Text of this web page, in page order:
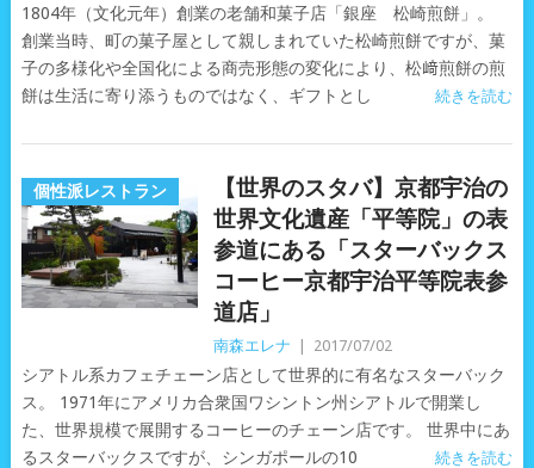
1804年（文化元年）創業の老舗和菓子店「銀座 松崎煎餅」。
創業当時、町の菓子屋として親しまれていた松崎煎餅ですが、菓
子の多様化や全国化による商売形態の変化により、松﨑煎餅の煎
餅は生活に寄り添うものではなく、ギフトとし
続きを読む
個性派レストラン
【世界のスタバ】京都宇治の
世界文化遺産「平等院」の表
参道にある「スターバックス
コーヒー京都宇治平等院表参
道店」
南森エレナ 2017/07/02
シアトル系カフェチェーン店として世界的に有名なスターバック
ス。 1971年にアメリカ合衆国ワシントン州シアトルで開業し
た、世界規模で展開するコーヒーのチェーン店です。 世界中にあ
るスターバックスですが、シンガポールの10
続きを読む